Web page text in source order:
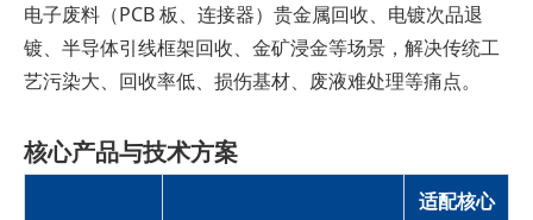
电子废料（PCB 板、连接器）贵金属回收、电镀次品退
镀、半导体引线框架回收、金矿浸金等场景，解决传统工
艺污染大、回收率低、损伤基材、废液难处理等痛点。
核心产品与技术方案
适配核心